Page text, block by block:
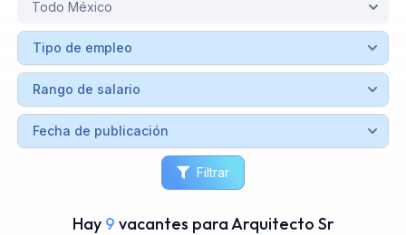
Filtrar
Hay 9 vacantes para Arquitecto Sr